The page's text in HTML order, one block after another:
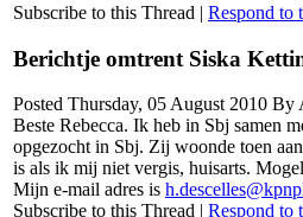
Subscribe to this Thread | Respond to
Berichtje omtrent Siska
Posted Thursday, 05 August 2010 By
Beste Rebecca. Ik heb in Sbj samen
opgezocht in Sbj. Zij woonde toen
is als ik mij niet vergis, huisarts.
Mijn e-mail adres is
Subscribe to this Thread | Respond to